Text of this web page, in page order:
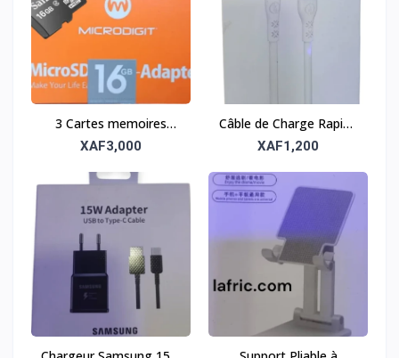
3 Cartes memoires
16gb
XAF3,000
Câble de Charge Rapide
140W – USB-C Power
XAF1,200